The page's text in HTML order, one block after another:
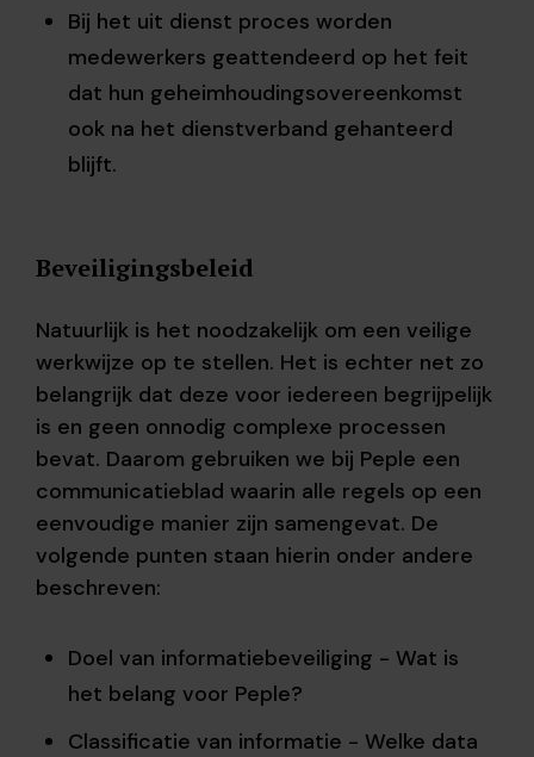
Bij het uit dienst proces worden
medewerkers geattendeerd op het feit
dat hun geheimhoudingsovereenkomst
ook na het dienstverband gehanteerd
blijft.
Beveiligingsbeleid
Natuurlijk is het noodzakelijk om een veilige
werkwijze op te stellen. Het is echter net zo
belangrijk dat deze voor iedereen begrijpelijk
is en geen onnodig complexe processen
bevat. Daarom gebruiken we bij Peple een
communicatieblad waarin alle regels op een
eenvoudige manier zijn samengevat. De
volgende punten staan hierin onder andere
beschreven:
Doel van informatiebeveiliging - Wat is
het belang voor Peple?
Classificatie van informatie - Welke data